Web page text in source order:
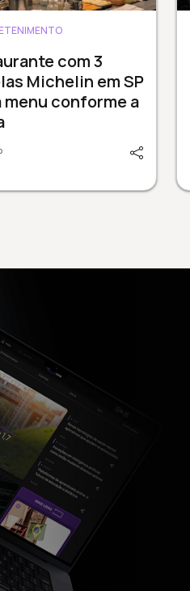
com 3
Michelin em SP
menu conforme a